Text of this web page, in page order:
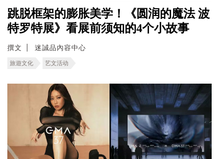
跳脱框架的膨胀美学！《圆润的魔法 波
特罗特展》看展前须知的4个小故事
撰文 迷誠品內容中心
旅遊文化 艺文活动